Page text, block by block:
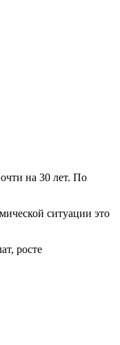
на 30 лет. По
ситуации это
росте